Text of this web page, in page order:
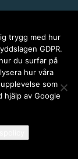
trygg med hur
GDPR.
du surfar på
hur våra
som
hjälp av Google